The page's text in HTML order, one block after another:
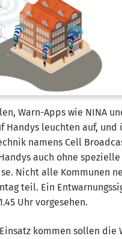
Warn-Apps wie NINA
Han­dys leuch­ten auf, und
namens Cell
auch ohne spe­zi­el­le
Nicht alle Kom­mu­nen
teil. Ein
Uhr vorgesehen.
kom­men sol­len die